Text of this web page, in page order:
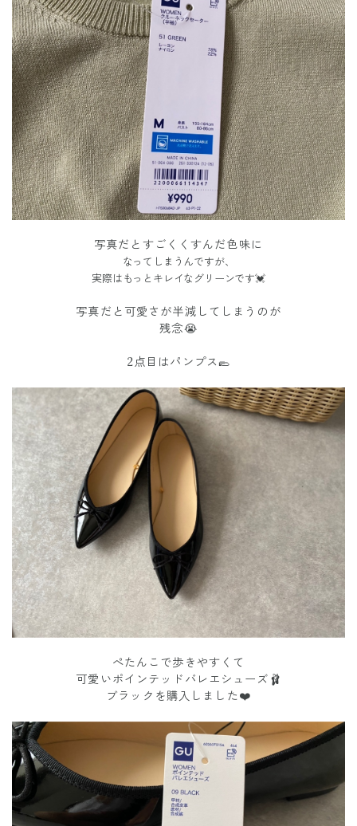
写真だとすごくくすんだ色味に
なってしまうんですが、
実際はもっとキレイなグリーンです💓
写真だと可愛さが半減してしまうのが
残念😭
2点目はパンプス🥿
ぺたんこで歩きやすくて
可愛いポインテッドバレエシューズ🩰
ブラックを購入しました❤️